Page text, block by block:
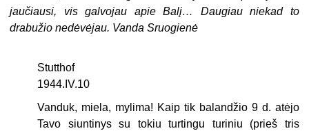
jaučiausi, vis galvojau apie Balį… Daugiau niekad to
drabužio nedėvėjau. Vanda Sruogienė
Stutthof
1944.IV.10
Vanduk, miela, mylima! Kaip tik balandžio 9 d. atėjo
Tavo siuntinys su tokiu turtingu turiniu (prieš tris